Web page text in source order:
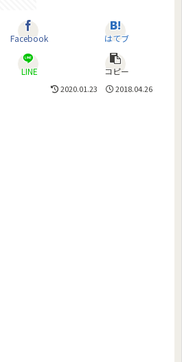
Facebook はてブ
LINE コピー
2020.01.23 2018.04.26